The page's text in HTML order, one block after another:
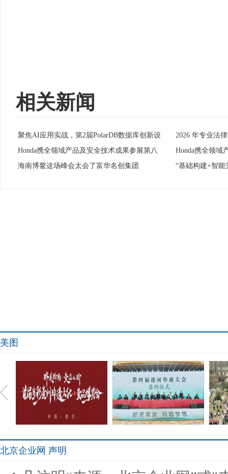
相关新闻
·聚焦AI应用实战，第2届PolarDB数据库创新设 ·2026 年专业法
·Honda携全领域产品及安全技术成果参展第八 ·Honda携全领域
·海南博鳌这场峰会太会了富华名创集团 ·“基础构建+智能
美图
北京企业网 声明